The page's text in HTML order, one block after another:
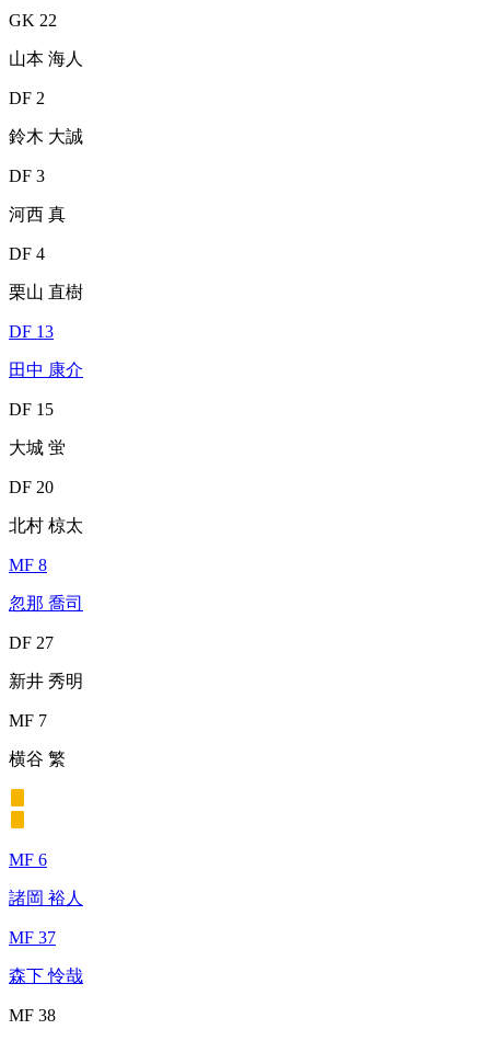
GK 22
山本 海人
DF 2
鈴木 大誠
DF 3
河西 真
DF 4
栗山 直樹
DF 13
田中 康介
DF 15
大城 蛍
DF 20
北村 椋太
MF 8
忽那 喬司
DF 27
新井 秀明
MF 7
横谷 繁
MF 6
諸岡 裕人
MF 37
森下 怜哉
MF 38